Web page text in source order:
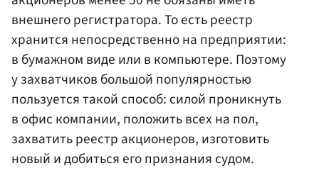
внешнего регистратора. То есть реестр
хранится непосредственно на предприятии:
в бумажном виде или в компьютере. Поэтому
у захватчиков большой популярностью
пользуется такой способ: силой проникнуть
в офис компании, положить всех на пол,
захватить реестр акционеров, изготовить
новый и добиться его признания судом.